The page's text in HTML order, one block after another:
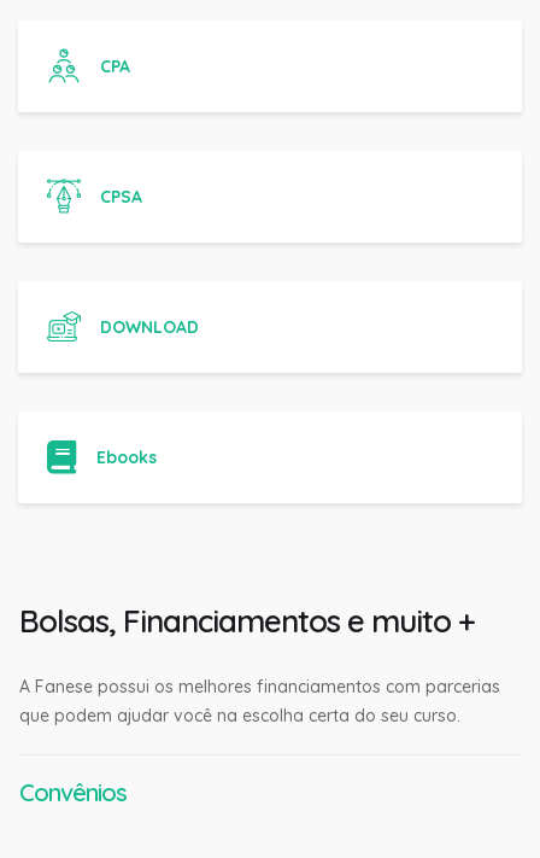
CPA
CPSA
DOWNLOAD
Ebooks
Bolsas, Financiamentos e muito +
A Fanese possui os melhores financiamentos com parcerias
que podem ajudar você na escolha certa do seu curso.
Convênios